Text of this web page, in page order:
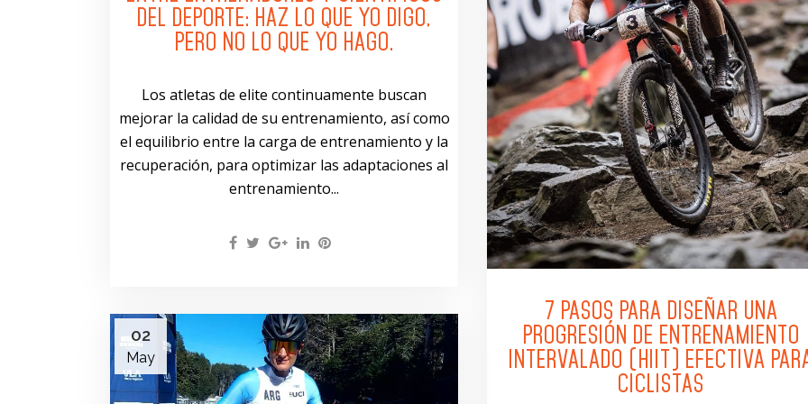
DEL DEPORTE: HAZ LO QUE YO DIGO,
PERO NO LO QUE YO HAGO.
Los atletas de elite continuamente buscan
mejorar la calidad de su entrenamiento, así como
el equilibrio entre la carga de entrenamiento y la
recuperación, para optimizar las adaptaciones al
entrenamiento...
7 PASOS PARA DISEÑAR UNA
PROGRESIÓN DE ENTRENAMIENTO
INTERVALADO (HIIT) EFECTIVA
CICLISTAS
02
May